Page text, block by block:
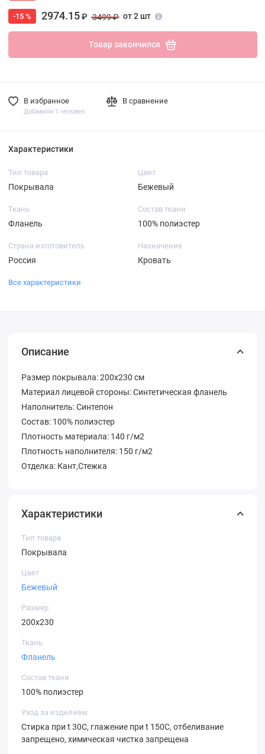
-15 % 2974.15₽ 3499 ₽ от 2 шт
Товар закончился
В избранное
Добавили 1 человек
В сравнение
Характеристики
Тип товара
Покрывала
Цвет
Бежевый
Ткань
Фланель
Состав ткани
100% полиэстер
Страна изготовитель
Россия
Назначение
Кровать
Все характеристики
Описание
Размер покрывала: 200х230 см
Материал лицевой стороны: Синтетическая фланель
Наполнитель: Синтепон
Состав: 100% полиэстер
Плотность материала: 140 г/м2
Плотность наполнителя: 150 г/м2
Отделка: Кант,Стежка
Характеристики
Тип товара
Покрывала
Цвет
Бежевый
Размер
200х230
Ткань
Фланель
Состав ткани
100% полиэстер
Уход за изделием
Стирка при t 30С, глажение при t 150С, отбеливание
запрещено, химическая чистка запрещена